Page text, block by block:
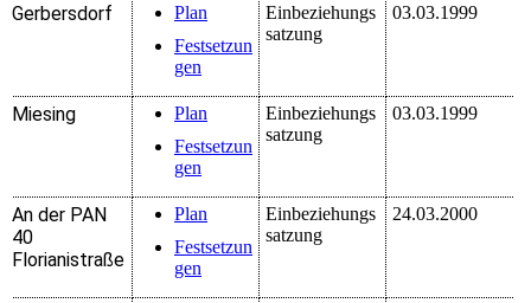
Gerbersdorf
Plan
Festsetzun
gen
Einbeziehungs
satzung
03.03.1999
Miesing
Plan
Festsetzun
gen
Einbeziehungs
satzung
03.03.1999
An der PAN
40
Florianistraße
Plan
Festsetzun
gen
Einbeziehungs
satzung
24.03.2000